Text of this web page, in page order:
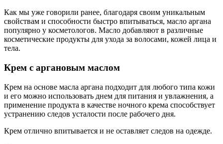
Как мы уже говорили ранее, благодаря своим уникальным
свойствам и способности быстро впитываться, масло аргана
популярно у косметологов. Масло добавляют в различные
косметические продукты для ухода за волосами, кожей лица и
тела.
Крем с аргановым маслом
Крем на основе масла аргана подходит для любого типа кожи
и его можно использовать днем для питания и увлажнения, а
применение продукта в качестве ночного крема способствует
устранению следов усталости после рабочего дня.
Крем отлично впитывается и не оставляет следов на одежде.